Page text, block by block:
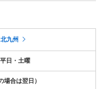
九州
日・土曜
場合は翌日）